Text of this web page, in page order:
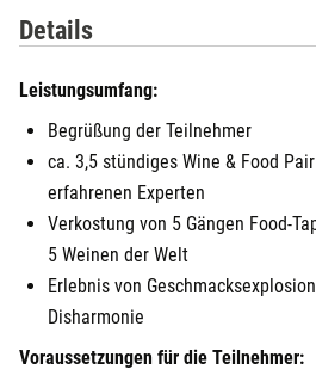
Details
Leistungsumfang:
Begrüßung der Teilnehmer
ca. 3,5 stündiges Wine & Food
erfahrenen Experten
Verkostung von 5 Gängen Food-
5 Weinen der Welt
Erlebnis von
Disharmonie
Voraussetzungen für die Teilnehmer: